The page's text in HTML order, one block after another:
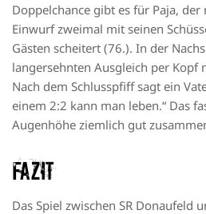
Doppelchance gibt es für Paja, der
Einwurf zweimal mit seinen
Gästen scheitert (76.). In der
langersehnten Ausgleich per Kopf
Nach dem Schlusspfiff sagt ein
einem 2:2 kann man leben.“ Das
Augenhöhe ziemlich gut
Fazit
Das Spiel zwischen SR Donaufeld